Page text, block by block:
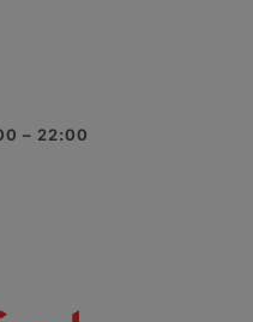
– 22:00